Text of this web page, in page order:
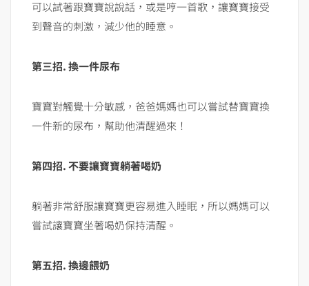
可以試著跟寶寶說說話，或是哼一首歌，讓寶寶接受
到聲音的刺激，減少他的睡意。
第三招.換一件尿布
寶寶對觸覺十分敏感，爸爸媽媽也可以嘗試替寶寶換
一件新的尿布 ，幫助他清醒過來！
第四招.不要讓寶寶躺著喝奶
躺著非常舒服讓寶寶更容易進入睡眠，所以媽媽可以
嘗試讓寶寶坐著喝奶保持清醒。
第五招.換邊餵奶